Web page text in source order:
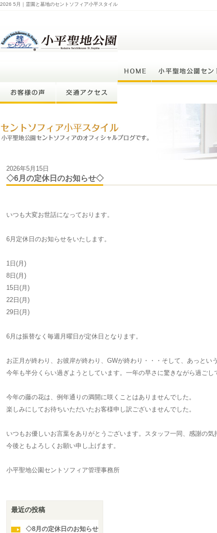
2026 5月｜霊園と墓地のセントソフィア小平スタイル
2026年5月15日
◇6月の定休日のお知らせ◇
いつも大変お世話になっております。
6月定休日のお知らせをいたします。
1日(月)
8日(月)
15日(月)
22日(月)
29日(月)
6月は振替なく毎週月曜日が定休日となります。
お正月が終わり、お彼岸が終わり、GWが終わり・・・そして、あっとい
今年も半分くらい過ぎようとしています。一年の早さに驚きながら過ごし
今年の藤の花は、例年通りの満開に咲くことはありませんでした。
楽しみにしてお待ちいただいたお客様申し訳ございませんでした。
いつもお優しいお言葉をありがとうございます。スタッフ一同、感謝の気
今後ともよろしくお願い申し上げます。
小平聖地公園セントソフィア管理事務所
最近の投稿
◇8月の定休日のお知らせ